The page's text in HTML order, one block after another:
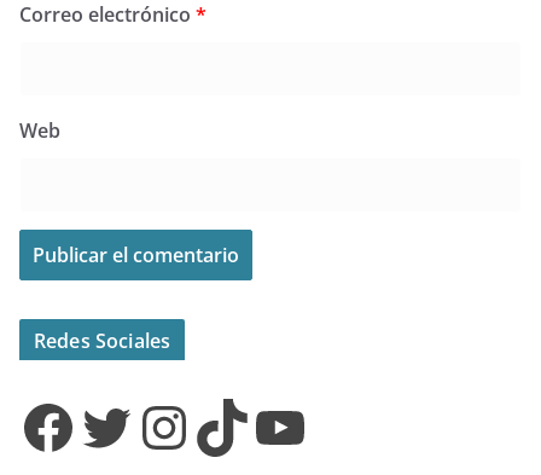
Correo electrónico *
Web
Redes Sociales
Facebook Twitter InstagramTikTok YouTube